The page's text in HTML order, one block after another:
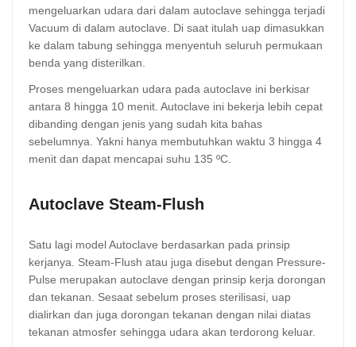
mengeluarkan udara dari dalam autoclave sehingga terjadi
Vacuum di dalam autoclave. Di saat itulah uap dimasukkan
ke dalam tabung sehingga menyentuh seluruh permukaan
benda yang disterilkan.
Proses mengeluarkan udara pada autoclave ini berkisar
antara 8 hingga 10 menit. Autoclave ini bekerja lebih cepat
dibanding dengan jenis yang sudah kita bahas
sebelumnya. Yakni hanya membutuhkan waktu 3 hingga 4
menit dan dapat mencapai suhu 135 ºC.
Autoclave Steam-Flush
Satu lagi model Autoclave berdasarkan pada prinsip
kerjanya. Steam-Flush atau juga disebut dengan Pressure-
Pulse merupakan autoclave dengan prinsip kerja dorongan
dan tekanan. Sesaat sebelum proses sterilisasi, uap
dialirkan dan juga dorongan tekanan dengan nilai diatas
tekanan atmosfer sehingga udara akan terdorong keluar.